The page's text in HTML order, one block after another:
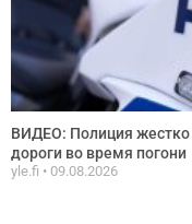
ВИДЕО: Полиция жестко
дороги во время погони
yle.fi 09.08.2026